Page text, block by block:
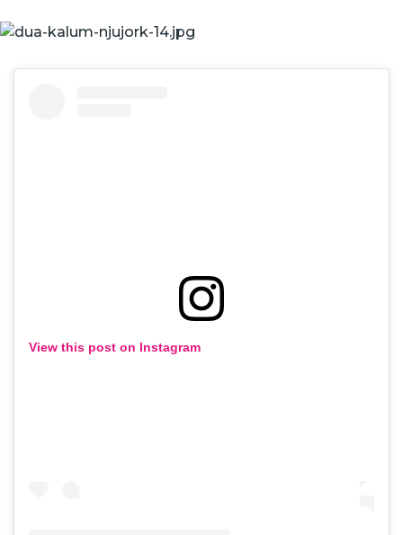
View this post on Instagram